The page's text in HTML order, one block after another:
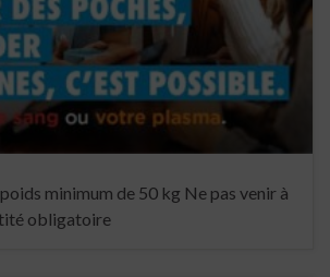
minimum de 50 kg Ne pas venir à
obligatoire